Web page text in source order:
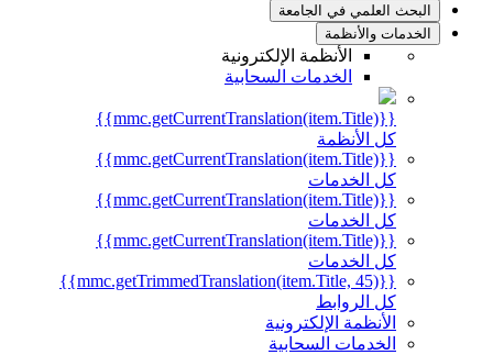
البحث العلمي في الجامعة
الخدمات والأنظمة
الأنظمة الإلكترونية
الخدمات السحابية
{{mmc.getCurrentTranslation(item.Title)}}
كل الأنظمة
{{mmc.getCurrentTranslation(item.Title)}}
كل الخدمات
{{mmc.getCurrentTranslation(item.Title)}}
كل الخدمات
{{mmc.getCurrentTranslation(item.Title)}}
كل الخدمات
{{mmc.getTrimmedTranslation(item.Title, 45)}}
كل الروابط
الأنظمة الإلكترونية
الخدمات السحابية